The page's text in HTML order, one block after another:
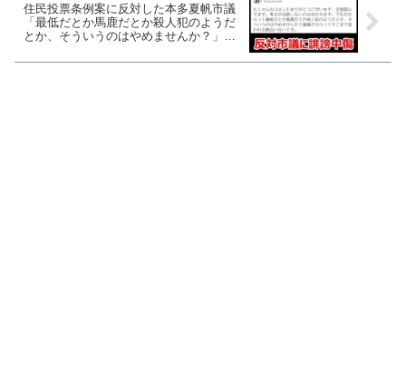
住民投票条例案に反対した本多夏帆市議
「最低だとか馬鹿だとか殺人犯のようだ
とか、そういうのはやめませんか？」賛